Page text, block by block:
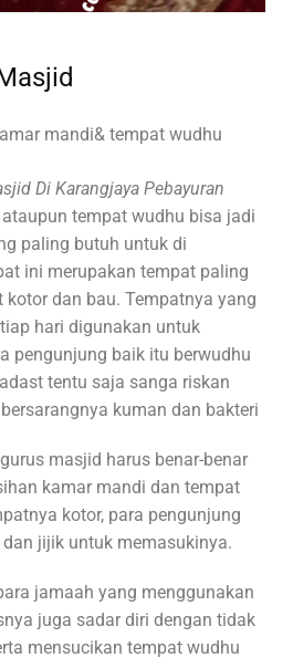
mandi& tempat wudhu
Di Karangjaya Pebayuran
tempat wudhu bisa jadi
paling butuh untuk di
ini merupakan tempat paling
kotor dan bau. Tempatnya yang
hari digunakan untuk
pengunjung baik itu berwudhu
tentu saja sanga riskan
kuman dan bakteri
masjid harus benar-benar
kamar mandi dan tempat
kotor, para pengunjung
jijik untuk memasukinya.
jamaah yang menggunakan
juga sadar diri dengan tidak
mensucikan tempat wudhu